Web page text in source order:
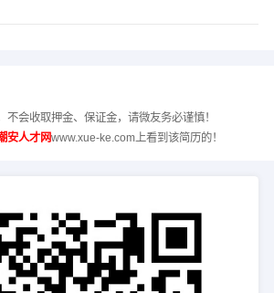
不会收取押金、保证金，请微友务必谨慎！
安人才网www.xue-ke.com上看到该简历的！